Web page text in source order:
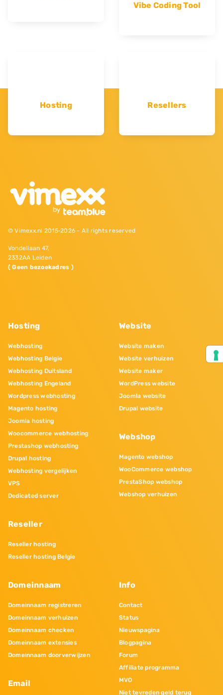
Vibe Coding Tool
Hosting Resellers
© Vimexx.nl 2015‐2026 - All rights reserved
Vondellaan 47,
2332AA Leiden
( Geen bezoekadres )
Hosting
Webhosting
Webhosting Belgie
Webhosting Duitsland
Webhosting Engeland
Wordpress webhosting
Magento hosting
Joomla hosting
Woocommerce webhosting
Prestashop webhosting
Drupal hosting
Webhosting vergelijken
VPS
Dedicated server
Reseller
Reseller hosting
Reseller hosting Belgie
Website
Website maken
Website verhuizen
Website maker
WordPress website
Joomla website
Drupal website
Webshop
Magento webshop
WooCommerce webshop
PrestaShop webshop
Webshop verhuizen
Domeinnaam
Domeinnaam registreren
Domeinnaam verhuizen
Domeinnaam checken
Domeinnaam extensies
Domeinnaam doorverwijzen
Email
Info
Contact
Status
Nieuwspagina
Blogpagina
Forum
Affiliate programma
MVO
Niet tevreden geld terug